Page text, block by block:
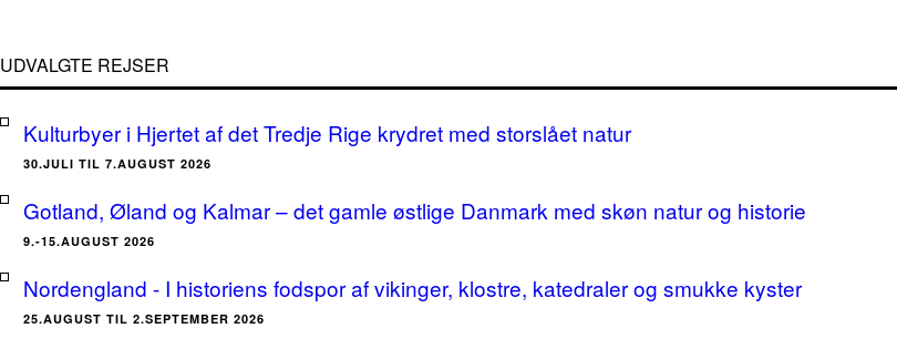
UDVALGTE REJSER
Kulturbyer i Hjertet af det Tredje Rige krydret med storslået natur
30.JULI TIL 7.AUGUST 2026
Gotland, Øland og Kalmar – det gamle østlige Danmark med skøn natur og historie
9.-15.AUGUST 2026
Nordengland - I historiens fodspor af vikinger, klostre, katedraler og smukke kyster
25.AUGUST TIL 2.SEPTEMBER 2026